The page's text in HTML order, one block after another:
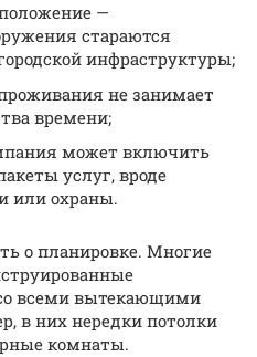
—
стараются
инфраструктуры;
не занимает
времени;
может включить
услуг, вроде
или охраны.
о планировке. Многие
всеми вытекающими
в них нередки потолки
комнаты.